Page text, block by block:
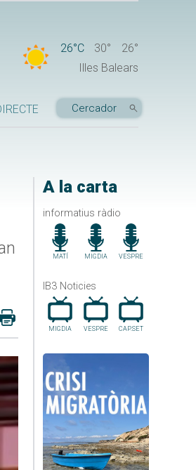
26°C 30°
26°
Illes Balears
A la carta
informatius ràdio
MATÍ MIGDIA VESPRE
IB3 Noticies
MIGDIA VESPRE CAP.SET